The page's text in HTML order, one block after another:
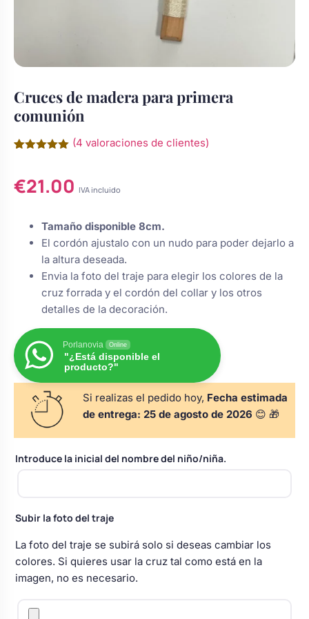
alianzas
porta alianzas
y pala tarta
damas de honor
floral coche
Detalles de comunión para invitados
Otros regalos
Cruces de madera para primera
comunión
de 5 en
base a
(4 valoraciones de clientes)
€21.00 IVA incluido
Tamaño disponible 8cm.
El cordón ajustalo con un nudo para poder dejarlo a
la altura deseada.
Envia la foto del traje para elegir los colores de la
cruz forrada y el cordón del collar y los otros
detalles de la decoración.
Porlanovia Online
"¿Está disponible el
producto?"
Si realizas el pedido hoy, Fecha estimada
de entrega: 25 de agosto de 2026 😊 🎁
Introduce la inicial del nombre del niño/niña.
Subir la foto del traje
La foto del traje se subirá solo si deseas cambiar los
colores. Si quieres usar la cruz tal como está en la
imagen, no es necesario.